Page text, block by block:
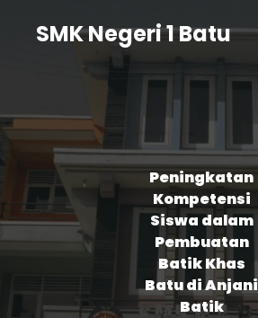
SMK Negeri 1 Batu
Peningkatan
Kompetensi
Siswa dalam
Pembuatan
Batik Khas
Batu di Anjani
Batik